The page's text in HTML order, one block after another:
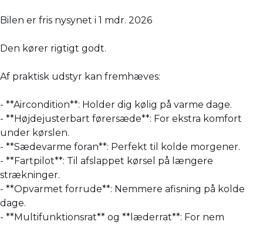
Bilen er fris nysynet i 1 mdr. 2026
Den kører rigtigt godt.
Af praktisk udstyr kan fremhæves:
- **Aircondition**: Holder dig kølig på varme dage.
- **Højdejusterbart førersæde**: For ekstra komfort
under kørslen.
- **Sædevarme foran**: Perfekt til kolde morgener.
- **Fartpilot**: Til afslappet kørsel på længere
strækninger.
- **Opvarmet forrude**: Nemmere afisning på kolde
dage.
- **Multifunktionsrat** og **læderrat**: For nem